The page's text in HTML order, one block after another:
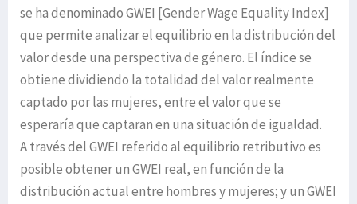
se ha denominado GWEI [Gender Wage Equality Index]
que permite analizar el equilibrio en la distribución del
valor desde una perspectiva de género. El índice se
obtiene dividiendo la totalidad del valor realmente
captado por las mujeres, entre el valor que se
esperaría que captaran en una situación de igualdad.
A través del GWEI referido al equilibrio retributivo es
posible obtener un GWEI real, en función de la
distribución actual entre hombres y mujeres; y un GWEI